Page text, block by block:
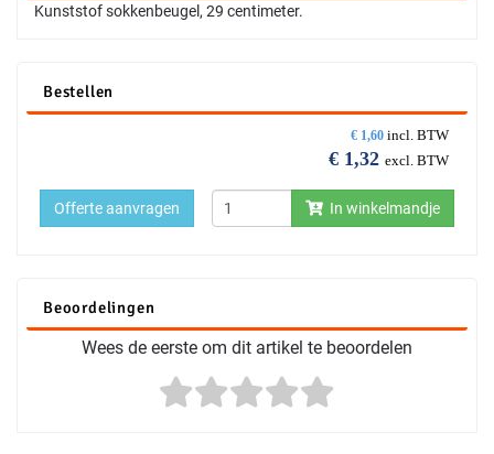
Kunststof sokkenbeugel, 29 centimeter.
Bestellen
€ 1,60 incl. BTW
€ 1,32 excl. BTW
In winkelmandje
Offerte aanvragen
Beoordelingen
Wees de eerste om dit artikel te beoordelen